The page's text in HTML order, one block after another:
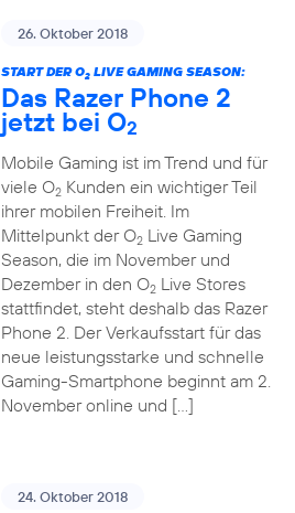
26. Oktober 2018
START DER O2LIVE GAMING SEASON:
Das Razer Phone 2
jetzt bei O2
Mobile Gaming ist im Trend und für
viele O2Kunden ein wichtiger Teil
ihrer mobilen Freiheit. Im
Mittelpunkt der O2Live Gaming
Season, die im November und
Dezember in den O2Live Stores
stattfindet, steht deshalb das Razer
Phone 2. Der Verkaufsstart für das
neue leistungsstarke und schnelle
Gaming-Smartphone beginnt am 2.
November online und […]
24. Oktober 2018